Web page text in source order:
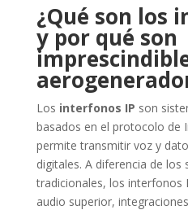
¿Qué son los
y por qué son
Los interfonos IP son
basados en el protocolo de
permite transmitir voz y
digitales. A diferencia de los
tradicionales, los interfonos
audio superior,